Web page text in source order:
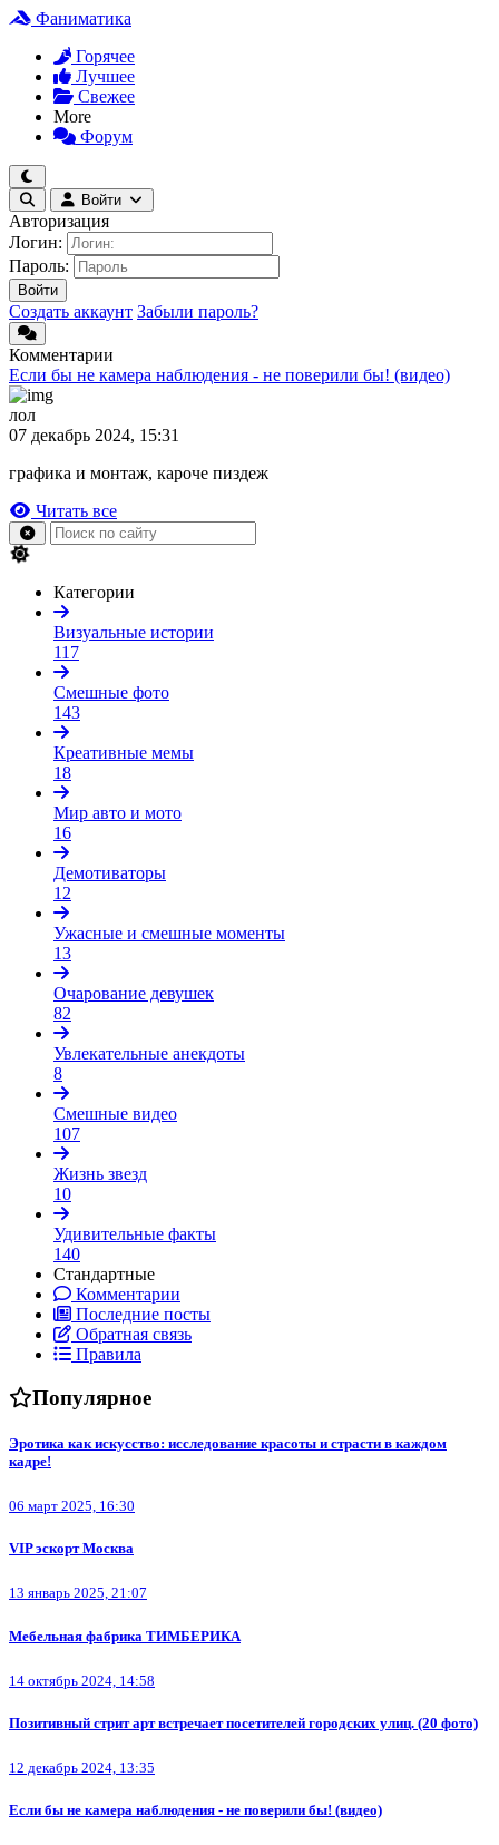
Фаниматика
Горячее
Лучшее
Свежее
More
Форум
Войти
Авторизация
Логин:
Пароль:
Войти
Создать аккаунт Забыли пароль?
Комментарии
Если бы не камера наблюдения - не поверили бы! (видео)
лол
07 декабрь 2024, 15:31
графика и монтаж, кароче пиздеж
Читать все
Категории
Визуальные истории
117
Смешные фото
143
Креативные мемы
18
Мир авто и мото
16
Демотиваторы
12
Ужасные и смешные моменты
13
Очарование девушек
82
Увлекательные анекдоты
8
Смешные видео
107
Жизнь звезд
10
Удивительные факты
140
Стандартные
Комментарии
Последние посты
Обратная связь
Правила
Популярное
Эротика как искусство: исследование красоты и страсти в каждом
кадре!
06 март 2025, 16:30
VIP эскорт Москва
13 январь 2025, 21:07
Мебельная фабрика ТИМБЕРИКА
14 октябрь 2024, 14:58
Позитивный стрит арт встречает посетителей городских улиц. (20 фото)
12 декабрь 2024, 13:35
Если бы не камера наблюдения - не поверили бы! (видео)